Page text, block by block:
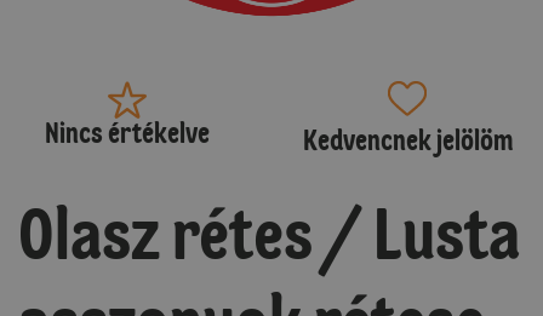
Nincs értékelve Kedvencnek jelölöm
Olasz rétes / Lusta